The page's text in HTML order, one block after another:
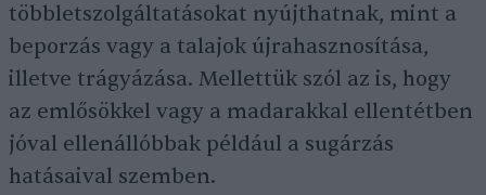
többletszolgáltatásokat nyújthatnak, mint a
beporzás vagy a talajok újrahasznosítása,
illetve trágyázása. Mellettük szól az is, hogy
az emlősökkel vagy a madarakkal ellentétben
jóval ellenállóbbak például a sugárzás
hatásaival szemben.